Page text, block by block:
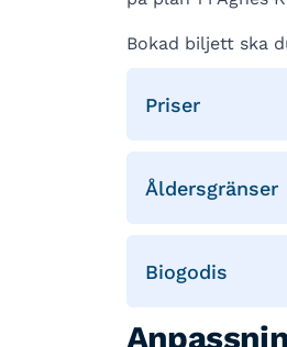
Bokad biljett ska
Priser
Åldersgränser
Biogodis